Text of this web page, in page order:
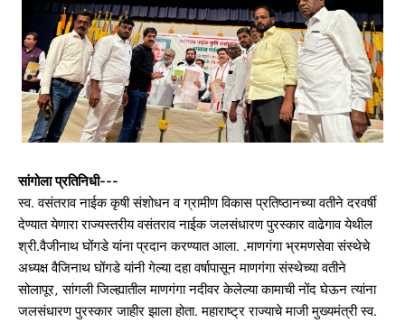
सांगोला प्रतिनिधी---
स्व. वसंतराव नाईक कृषी संशोधन व ग्रामीण विकास प्रतिष्ठानच्या वतीने दरवर्षी
देण्यात येणारा राज्यस्तरीय वसंतराव नाईक जलसंधारण पुरस्कार वाढेगाव येथील
श्री.वैजीनाथ घोंगडे यांना प्रदान करण्यात आला. .माणगंगा भ्रमणसेवा संस्थेचे
अध्यक्ष वैजिनाथ घोंगडे यांनी गेल्या दहा वर्षापासून माणगंगा संस्थेच्या वतीने
सोलापूर, सांगली जिल्ह्यातील माणगंगा नदीवर केलेल्या कामाची नोंद घेऊन त्यांना
जलसंधारण पुरस्कार जाहीर झाला होता. महाराष्ट्र राज्याचे माजी मुख्यमंत्री स्व.